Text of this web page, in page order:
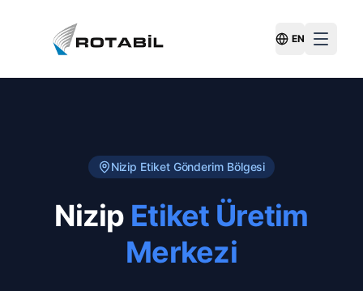
Switch
EN
Nizip Etiket Gönderim Bölgesi
Nizip Etiket Üretim
Merkezi